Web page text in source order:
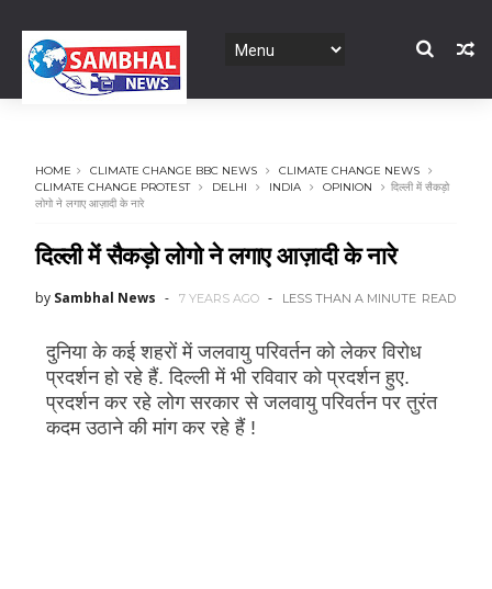
HOME CLIMATE CHANGE BBC NEWS
CLIMATE CHANGE NEWS
CLIMATE CHANGE PROTEST
DELHI INDIA OPINION
दिल्ली में सैकड़ो
लोगो ने लगाए आज़ादी के नारे
दिल्ली में सैकड़ो लोगो ने लगाए आज़ादी के नारे
by Sambhal News 7 YEARS AGO LESS THAN A MINUTE READ
दुनिया के कई शहरों में जलवायु परिवर्तन को लेकर विरोध
प्रदर्शन हो रहे हैं. दिल्ली में भी रविवार को प्रदर्शन हुए.
प्रदर्शन कर रहे लोग सरकार से जलवायु परिवर्तन पर तुरंत
कदम उठाने की मांग कर रहे हैं !